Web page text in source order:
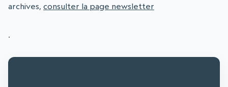
archives, consulter la page newsletter
.